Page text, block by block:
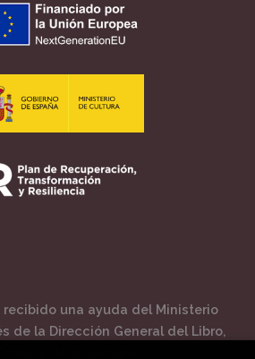
recibido una ayuda del Ministerio
de la Dirección General del Libro,